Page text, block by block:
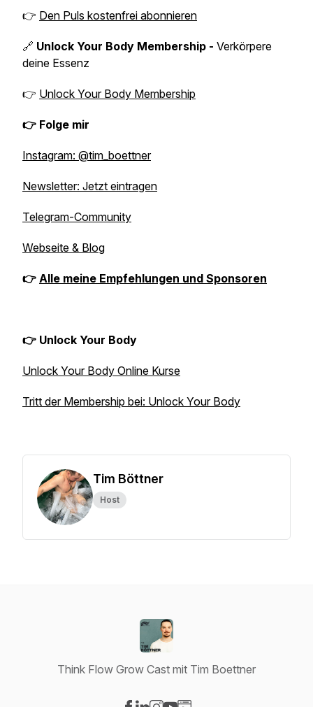
👉 Den Puls kostenfrei abonnieren
🔗 Unlock Your Body Membership - Verkörpere
deine Essenz
👉 Unlock Your Body Membership
👉 Folge mir
Instagram: @tim_boettner
Newsletter: Jetzt eintragen
Telegram-Community
Webseite & Blog
👉 Alle meine Empfehlungen und Sponsoren
👉 Unlock Your Body
Unlock Your Body Online Kurse
Tritt der Membership bei: Unlock Your Body
Tim Böttner
Host
Think Flow Grow Cast mit Tim Boettner